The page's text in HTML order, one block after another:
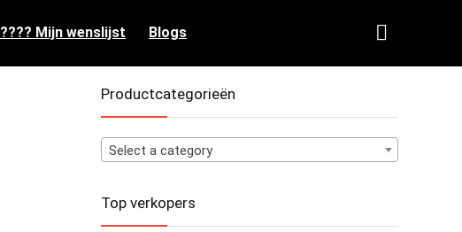
???? Mijn wenslijst Blogs
Productcategorieën
Select a category
Top verkopers